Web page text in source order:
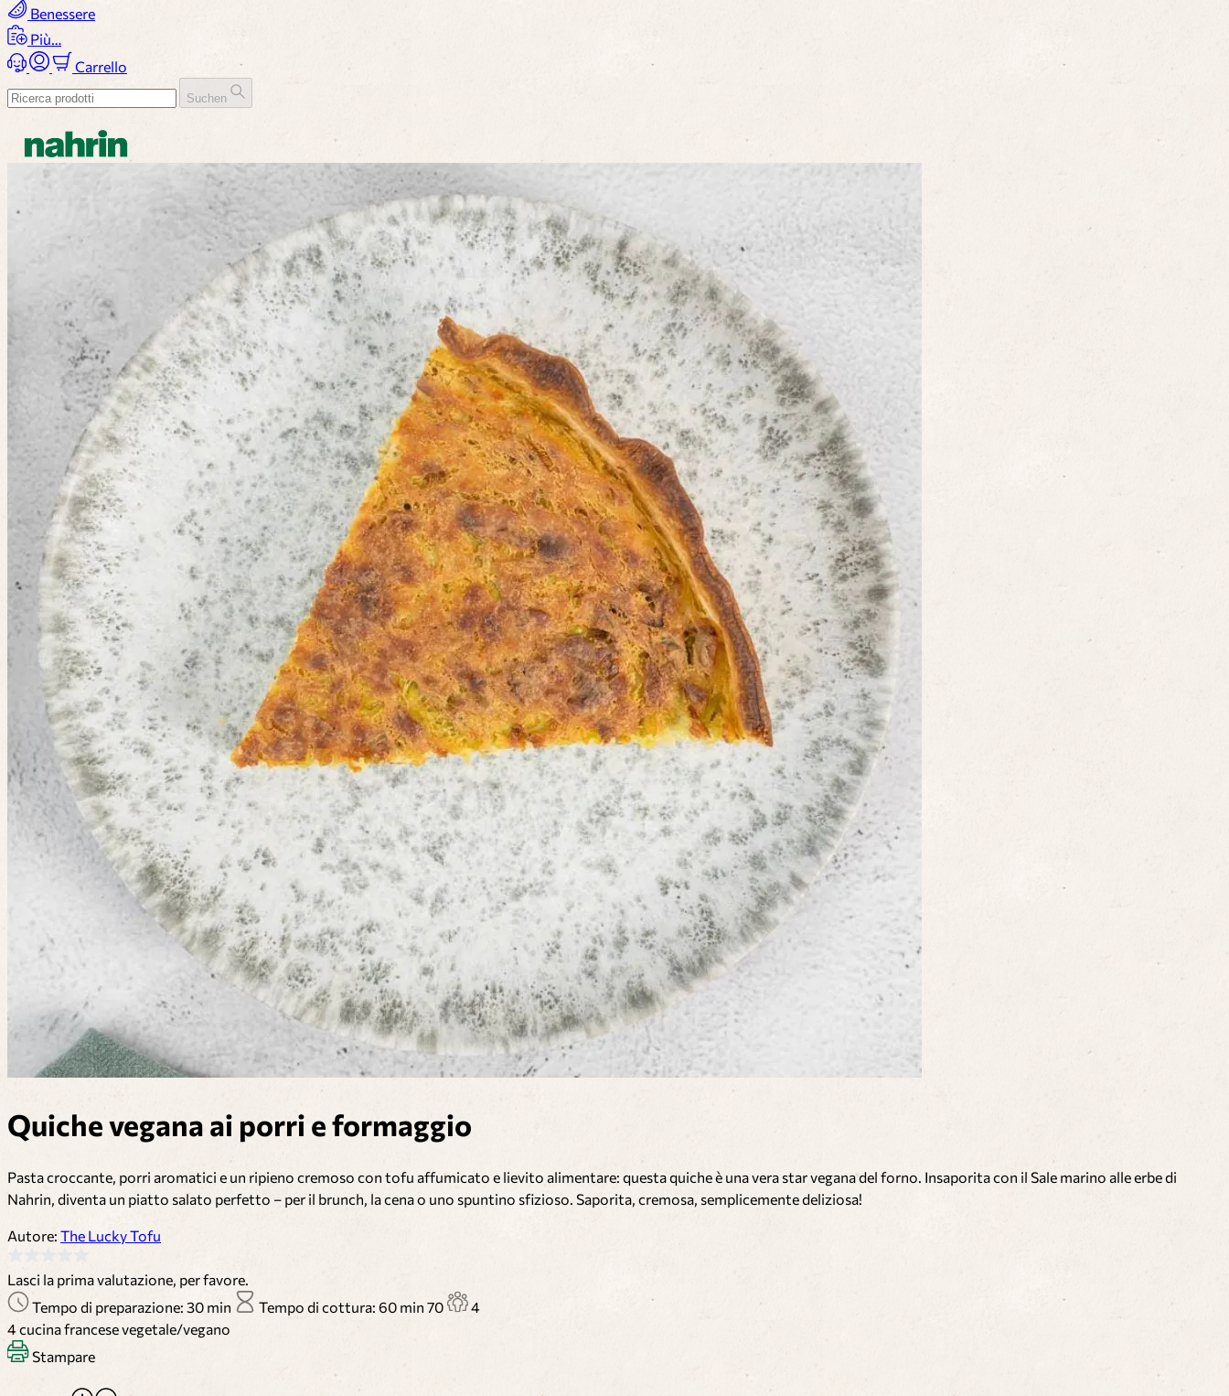
Benessere
Più…
Carrello
Suchen
Quiche vegana ai porri e formaggio
Pasta croccante, porri aromatici e un ripieno cremoso con tofu affumicato e lievito alimentare: questa quiche è una vera star vegana del forno. Insaporita con il Sale marino alle erbe di
Nahrin, diventa un piatto salato perfetto – per il brunch, la cena o uno spuntino sfizioso. Saporita, cremosa, semplicemente deliziosa!
Autore: The Lucky Tofu
Lasci la prima valutazione, per favore.
Tempo di preparazione: 30 min
Tempo di cottura: 60 min 70
4
4cucina francesevegetale/vegano
Stampare